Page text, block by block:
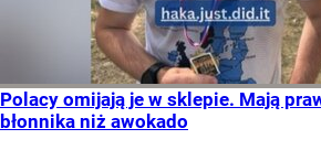
Polacy omijają je w sklepie. Mają
błonnika niż awokado